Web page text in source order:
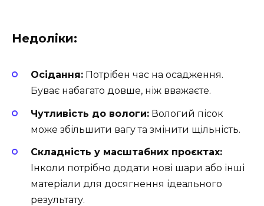
Недоліки:
Осідання: Потрібен час на осадження.
Буває набагато довше, ніж вважаєте.
Чутливість до вологи: Вологий пісок
може збільшити вагу та змінити щільність.
Складність у масштабних проєктах:
Інколи потрібно додати нові шари або інші
матеріали для досягнення ідеального
результату.